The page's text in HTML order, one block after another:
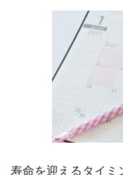
寿命を迎えるタイミ